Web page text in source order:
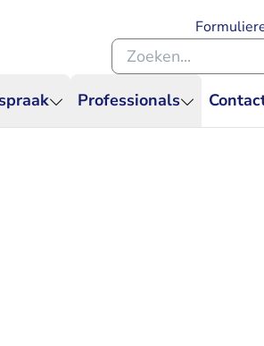
Professionals
Zoeken binnen de